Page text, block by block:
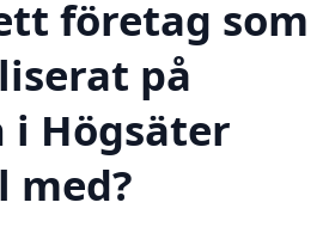
företag som
på
i Högsäter